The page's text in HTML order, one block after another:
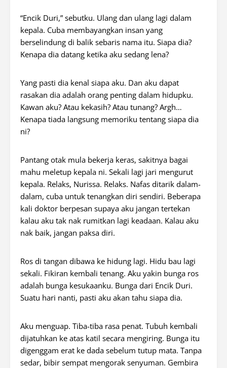
“Encik Duri,” sebutku. Ulang dan ulang lagi dalam
kepala. Cuba membayangkan insan yang
berselindung di balik sebaris nama itu. Siapa dia?
Kenapa dia datang ketika aku sedang lena?
Yang pasti dia kenal siapa aku. Dan aku dapat
rasakan dia adalah orang penting dalam hidupku.
Kawan aku? Atau kekasih? Atau tunang? Argh…
Kenapa tiada langsung memoriku tentang siapa dia
ni?
Pantang otak mula bekerja keras, sakitnya bagai
mahu meletup kepala ni. Sekali lagi jari mengurut
kepala. Relaks, Nurissa. Relaks. Nafas ditarik dalam-
dalam, cuba untuk tenangkan diri sendiri. Beberapa
kali doktor berpesan supaya aku jangan tertekan
kalau aku tak nak rumitkan lagi keadaan. Kalau aku
nak baik, jangan paksa diri.
Ros di tangan dibawa ke hidung lagi. Hidu bau lagi
sekali. Fikiran kembali tenang. Aku yakin bunga ros
adalah bunga kesukaanku. Bunga dari Encik Duri.
Suatu hari nanti, pasti aku akan tahu siapa dia.
Aku menguap. Tiba-tiba rasa penat. Tubuh kembali
dijatuhkan ke atas katil secara mengiring. Bunga itu
digenggam erat ke dada sebelum tutup mata. Tanpa
sedar, bibir sempat mengorak senyuman. Gembira